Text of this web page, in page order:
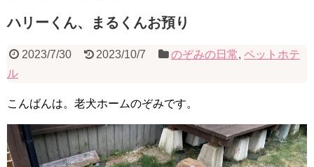
ハリーくん、まるくんお預り
2023/7/30 2023/10/7 のぞみの日常,ペットホテ
ル
こんばんは。老犬ホームのぞみです。